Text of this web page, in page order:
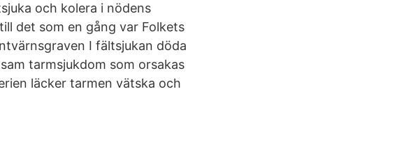
och kolera i nödens
det som en gång var Folkets
I fältsjukan döda
tarmsjukdom som orsakas
läcker tarmen vätska och